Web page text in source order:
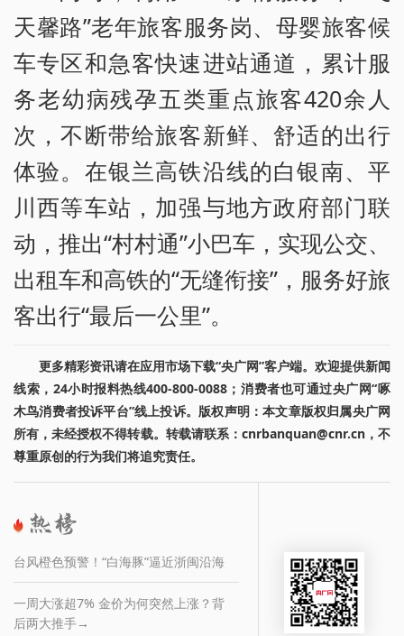
天馨路”老年旅客服务岗、母婴旅客候
车专区和急客快速进站通道，累计服
务老幼病残孕五类重点旅客420余人
次，不断带给旅客新鲜、舒适的出行
体验。在银兰高铁沿线的白银南、平
川西等车站，加强与地方政府部门联
动，推出“村村通”小巴车，实现公交、
出租车和高铁的“无缝衔接”，服务好旅
客出行“最后一公里”。
更多精彩资讯请在应用市场下载“央广网”客户端。欢迎提供新闻
线索，24小时报料热线400-800-0088；消费者也可通过央广网“啄
木鸟消费者投诉平台”线上投诉。版权声明：本文章版权归属央广网
所有，未经授权不得转载。转载请联系：cnrbanquan@cnr.cn，不
尊重原创的行为我们将追究责任。
台风橙色预警！“白海豚”逼近浙闽沿海
一周大涨超7% 金价为何突然上涨？背
后两大推手→